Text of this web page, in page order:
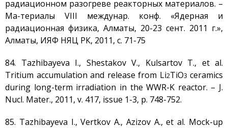
радиационном разогреве реакторных материалов. –
Ма-териалы VIII междунар. конф. «Ядерная и
радиационная физика, Алматы, 20-23 сент. 2011 г.»,
Алматы, ИЯФ НЯЦ РК, 2011, с. 71-75
84. Tazhibayeva I., Shestakov V., Kulsartov Т., et al.
Tritium accumulation and release from Li2TiO3 ceramics
during long-term irradiation in the WWR-K reactor. – J.
Nucl. Mater., 2011, v. 417, issue 1-3, p. 748-752.
85. Tazhibayeva I., Vertkov A., Azizov A., et al. Mock-up